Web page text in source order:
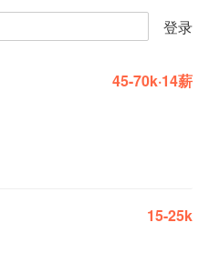
登录
45-70k·14薪
15-25k